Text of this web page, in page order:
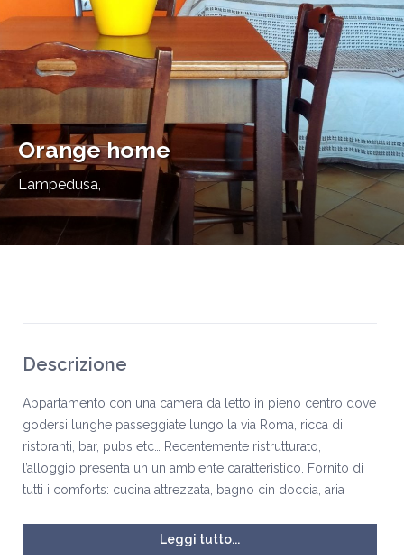
Orange home
Lampedusa,
Descrizione
Appartamento con una camera da letto in pieno centro dove
godersi lunghe passeggiate lungo la via Roma, ricca di
ristoranti, bar, pubs etc… Recentemente ristrutturato,
l’alloggio presenta un un ambiente caratteristico. Fornito di
tutti i comforts: cucina attrezzata, bagno cin doccia, aria
Navetta aeroportuale disponibile su richiesta al costo di € 5
Leggi tutto...